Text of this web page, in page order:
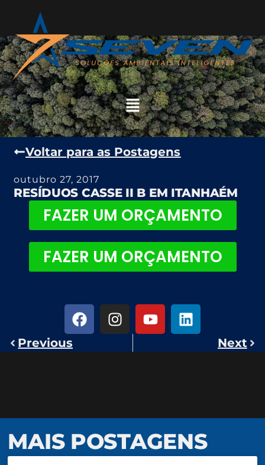
Voltar para as Postagens
outubro 27, 2017
RESÍDUOS CASSE II B EM ITANHAÉM
FAZER UM ORÇAMENTO
FAZER UM ORÇAMENTO
Previous Next
MAIS POSTAGENS